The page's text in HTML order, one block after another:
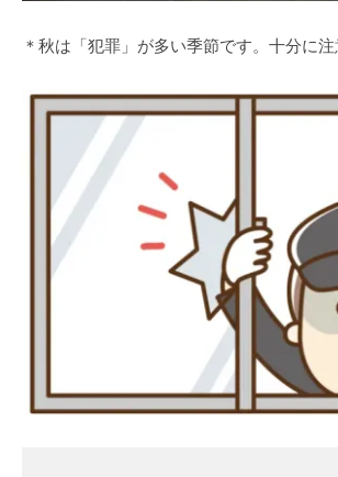
＊秋は「犯罪」が多い季節です。十分に注